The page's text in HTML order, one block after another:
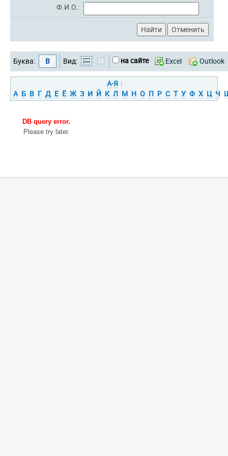
Ф.И.О.:
Буква: В Вид: на сайте Excel Outlook
А-Я |
А Б В Г Д Е Ё Ж З И Й К Л М Н О П Р С Т У Ф Х Ц Ч
DB query error.
Please try later.